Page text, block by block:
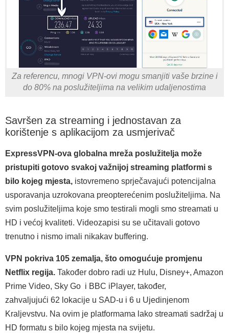
Za referencu, mnogi VPN-ovi mogu smanjiti vaše brzine i
do 80% na poslužiteljima na velikim udaljenostima
Savršen za streaming i jednostavan za
korištenje s aplikacijom za usmjerivač
ExpressVPN-ova globalna mreža poslužitelja može
pristupiti gotovo svakoj važnijoj streaming platformi s
bilo kojeg mjesta, istovremeno sprječavajući potencijalna
usporavanja uzrokovana preopterećenim poslužiteljima. Na
svim poslužiteljima koje smo testirali mogli smo streamati u
HD i većoj kvaliteti. Videozapisi su se učitavali gotovo
trenutno i nismo imali nikakav buffering.
VPN pokriva 105 zemalja, što omogućuje promjenu
Netflix regija. Također dobro radi uz Hulu, Disney+, Amazon
Prime Video, Sky Go i BBC iPlayer, također,
zahvaljujući 62 lokacije u SAD-u i 6 u Ujedinjenom
Kraljevstvu. Na ovim je platformama lako streamati sadržaj u
HD formatu s bilo kojeg mjesta na svijetu.